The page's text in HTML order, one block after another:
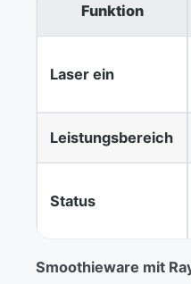
Funktion
Laser ein
Leistungsbereich
Status
Smoothieware mit